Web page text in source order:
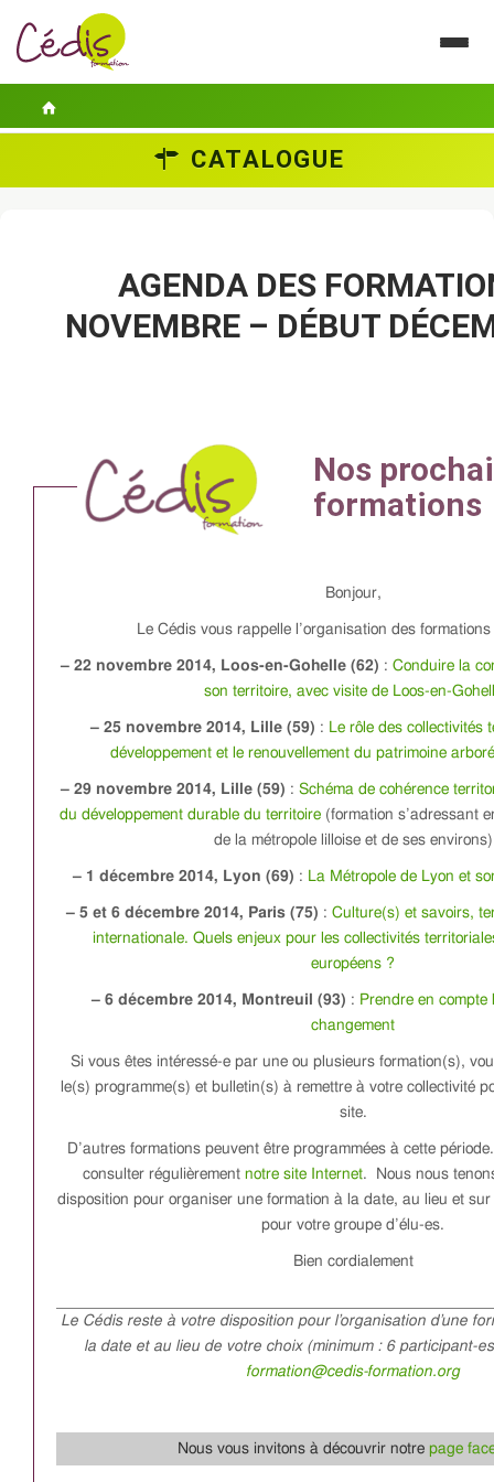
GUIDES PRATIQUES
CATALOGUE
AGENDA DES
NOVEMBRE – DÉBUT
Bonjour,
Le Cédis vous rappelle l’organisation des
– 22 novembre 2014, Loos-en-Gohelle (62) : Conduire la
son territoire, avec visite de Loos-en-
– 25 novembre 2014, Lille (59) : Le rôle des collectivités
développement et le renouvellement du patrimoine
– 29 novembre 2014, Lille (59) : Schéma de cohérence
du développement durable du territoire (formation s’adressant
de la métropole lilloise et de ses environs)
– 1 décembre 2014, Lyon (69) : La Métropole de Lyon et
– 5 et 6 décembre 2014, Paris (75) : Culture(s) et savoirs,
internationale. Quels enjeux pour les collectivités
européens ?
– 6 décembre 2014, Montreuil (93) : Prendre en
changement
Si vous êtes intéressé-e par une ou plusieurs formation(s),
le(s) programme(s) et bulletin(s) à remettre à votre collectivité
site.
D’autres formations peuvent être programmées à cette
consulter régulièrement notre site Internet. Nous nous
disposition pour organiser une formation à la date, au lieu et sur
pour votre groupe d’élu-es.
Bien cordialement
Le Cédis reste à votre disposition pour l’organisation d’une
la date et au lieu de votre choix (minimum : 6 participant-
formation@cedis-formation.org
Nous vous invitons à découvrir notre page